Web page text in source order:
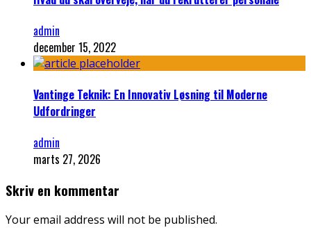
admin
december 15, 2022
Vantinge Teknik: En Innovativ Løsning til Moderne
Udfordringer
admin
marts 27, 2026
Skriv en kommentar
Your email address will not be published.